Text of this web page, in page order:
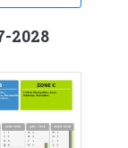
2028